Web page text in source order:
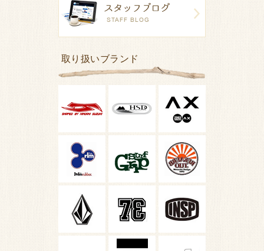
取り扱いブランド